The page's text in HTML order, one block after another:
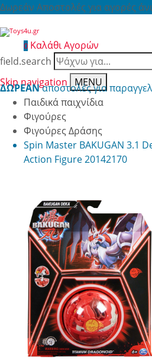
Δωρεάν Αποστολές για αγορές
0 Καλάθι Αγορών
field.search
Skip navigation
MENU
ΔΩΡΕΑΝαποστολές για
Παιδικά παιχνίδια
Φιγούρες
Φιγούρες Δράσης
Spin Master BAKUGAN 3.1
Action Figure 20142170